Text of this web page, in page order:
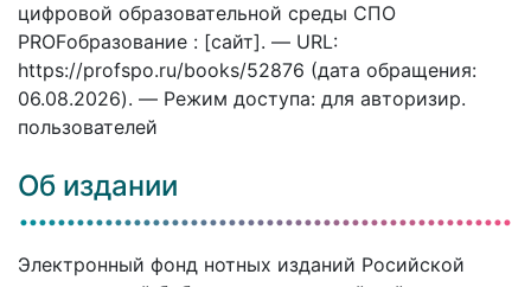
цифровой образовательной среды СПО
PROFобразование : [сайт]. — URL:
https://profspo.ru/books/52876 (дата обращения:
06.08.2026). — Режим доступа: для авторизир.
пользователей
Об издании
Электронный фонд нотных изданий Росийской